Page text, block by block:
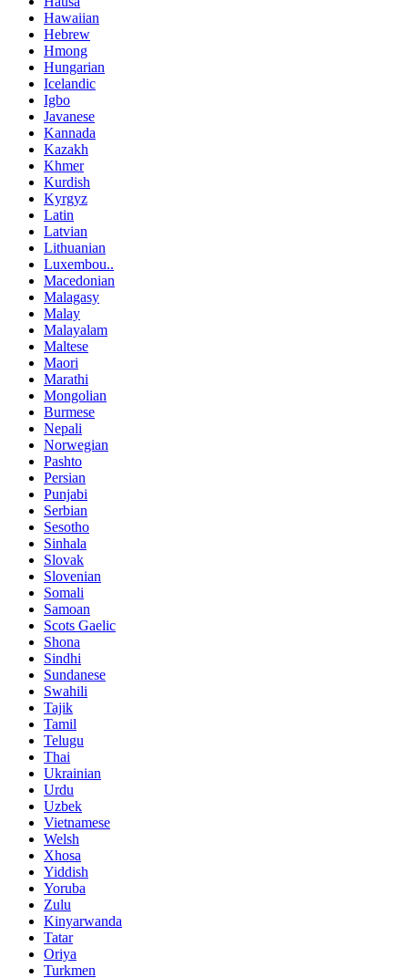
Hawaiian
Hebrew
Hmong
Hungarian
Icelandic
Igbo
Javanese
Kannada
Kazakh
Khmer
Kurdish
Kyrgyz
Latin
Latvian
Lithuanian
Luxembou..
Macedonian
Malagasy
Malay
Malayalam
Maltese
Maori
Marathi
Mongolian
Burmese
Nepali
Norwegian
Pashto
Persian
Punjabi
Serbian
Sesotho
Sinhala
Slovak
Slovenian
Somali
Samoan
Scots Gaelic
Shona
Sindhi
Sundanese
Swahili
Tajik
Tamil
Telugu
Thai
Ukrainian
Urdu
Uzbek
Vietnamese
Welsh
Xhosa
Yiddish
Yoruba
Zulu
Kinyarwanda
Tatar
Oriya
Turkmen